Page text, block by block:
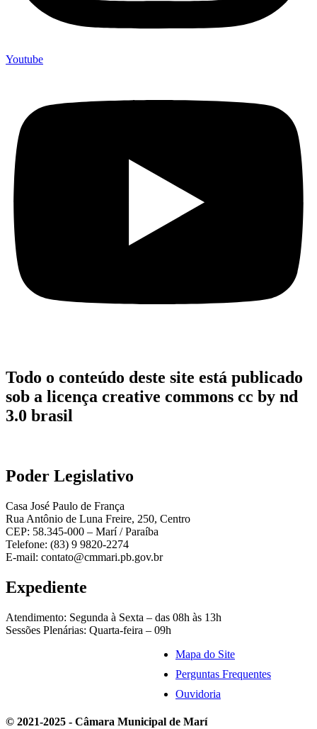
Youtube
Todo o conteúdo deste site está publicado
sob a licença creative commons cc by nd
3.0 brasil
Poder Legislativo
Casa José Paulo de França
Rua Antônio de Luna Freire, 250, Centro
CEP: 58.345-000 – Marí / Paraíba
Telefone: (83) 9 9820-2274
E-mail: contato@cmmari.pb.gov.br
Expediente
Atendimento: Segunda à Sexta – das 08h às 13h
Sessões Plenárias: Quarta-feira – 09h
Mapa do Site
Perguntas Frequentes
Ouvidoria
© 2021-2025 - Câmara Municipal de Marí